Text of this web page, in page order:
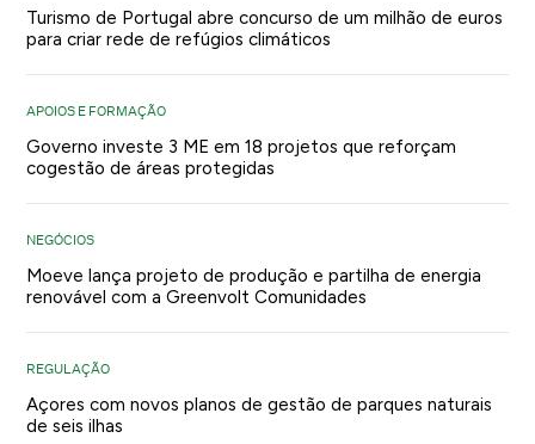
Turismo de Portugal abre concurso de um milhão de euros
para criar rede de refúgios climáticos
APOIOS E FORMAÇÃO
Governo investe 3 ME em 18 projetos que reforçam
cogestão de áreas protegidas
NEGÓCIOS
Moeve lança projeto de produção e partilha de energia
renovável com a Greenvolt Comunidades
REGULAÇÃO
Açores com novos planos de gestão de parques naturais
de seis ilhas